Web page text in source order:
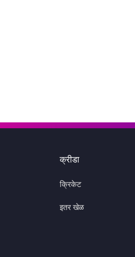
क्रीडा
क्रिकेट
इतर खेळ